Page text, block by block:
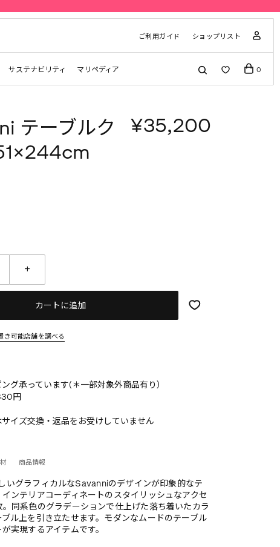
ご利用ガイド ショップリスト
サステナビリティ マリペディア 0
テーブルク
¥35,200
カートに追加
き可能店舗を調べる
グ承っています(＊一部対象外商品有り）
円
イズ交換・返品をお受けしていません
いグラフィカルなSavanniのデザインが印象的なテ
ンテリアコーディネートのスタイリッシュなアクセ
。同系色のグラデーションで仕上げた落ち着いたカラ
ル上を引き立たせます。モダンなムードのテーブル
実現するアイテムです。
商品情報